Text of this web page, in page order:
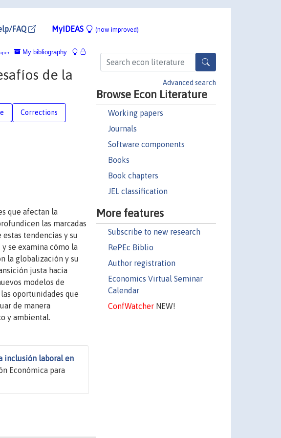
FAQ MyIDEAS (now improved)
Advanced search
Browse Econ Literature
Working papers
Journals
Software components
Books
Book chapters
JEL classification
More features
Subscribe to new research
RePEc Biblio
Author registration
Economics Virtual Seminar
Calendar
ConfWatcherNEW!
My bibliography
de la
Corrections
que afectan la
las marcadas
tendencias y su
se examina cómo la
la globalización y su
justa hacia
modelos de
oportunidades que
de manera
y ambiental.
inclusión laboral en
Económica para